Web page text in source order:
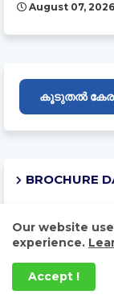
August 07, 2026
കൂടുതൽ
BROCHURE
Our website
experience.
Accept !